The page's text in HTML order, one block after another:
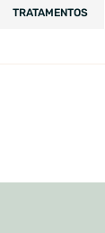
TRATAMENTOS